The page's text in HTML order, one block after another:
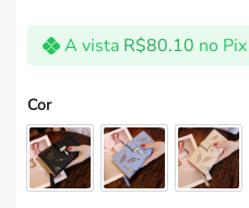
A vista R$80.10 no Pix
Cor